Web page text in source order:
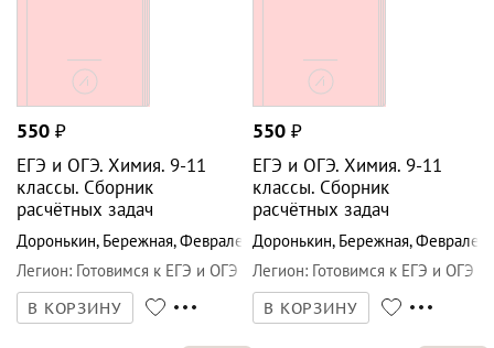
550 ₽
ЕГЭ и ОГЭ. Химия. 9-11
классы. Сборник
расчётных задач
Доронькин, Бережная,Февралева
Легион: Готовимся к ЕГЭ и ОГЭ
В КОРЗИНУ
550 ₽
ЕГЭ и ОГЭ. Химия. 9-11
классы. Сборник
расчётных задач
Доронькин, Бережная,Февралева
Легион: Готовимся к ЕГЭ и ОГЭ
В КОРЗИНУ